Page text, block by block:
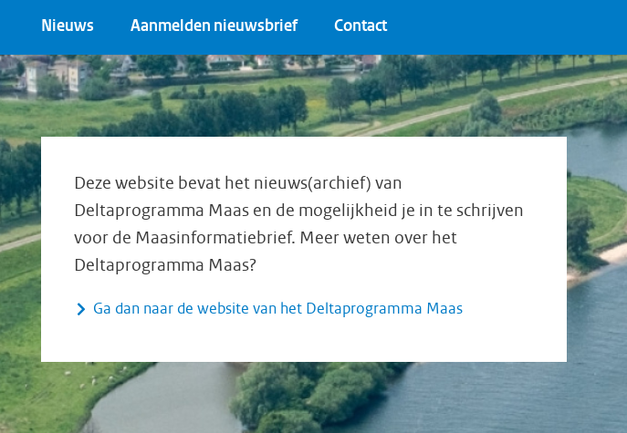
Nieuws Aanmelden nieuwsbrief Contact
Deze website bevat het nieuws(archief) van
Deltaprogramma Maas en de mogelijkheid je in te schrijven
voor de Maasinformatiebrief. Meer weten over het
Deltaprogramma Maas?
Ga dan naar de website van het Deltaprogramma Maas